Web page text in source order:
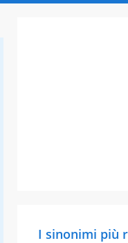
I sinonimi più